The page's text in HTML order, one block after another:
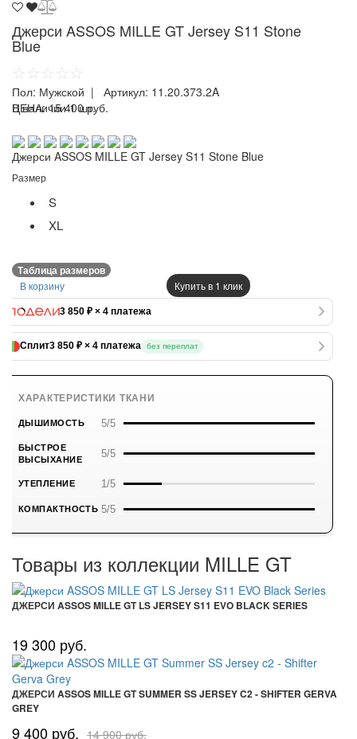
Джерси ASSOS MILLE GT Jersey S11 Stone
Blue
☆☆☆☆☆
Пол: Мужской | Артикул: 11.20.373.2A
ЦЕНА:15 400 руб.
В наличии 1 шт.
Джерси ASSOS MILLE GT Jersey S11 Stone Blue
Размер
S
XL
Таблица размеров
В корзину Купить в 1 клик
3 850 ₽ × 4 платежа
Сплит3 850 ₽ × 4 платежа без переплат
ХАРАКТЕРИСТИКИ ТКАНИ
ДЫШИМОСТЬ 5/5
БЫСТРОЕ
ВЫСЫХАНИЕ
5/5
УТЕПЛЕНИЕ 1/5
КОМПАКТНОСТЬ 5/5
Товары из коллекции MILLE GT
ДЖЕРСИ ASSOS MILLE GT LS JERSEY S11 EVO BLACK SERIES
19 300 руб.
ДЖЕРСИ ASSOS MILLE GT SUMMER SS JERSEY C2 - SHIFTER GERVA
GREY
9 400 руб. 14 900 руб.